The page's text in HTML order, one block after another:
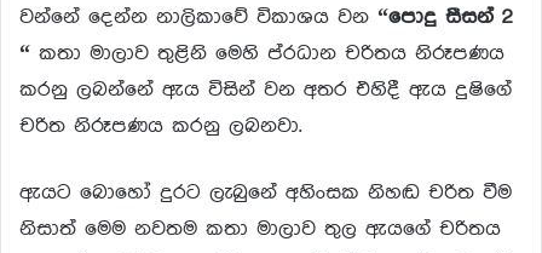
වන්නේ දෙන්න නාලිකාවේ විකාශය වන “පොදු සීසන් 2
“ කතා මාලාව තුළිනි මෙහි ප්රධාන චරිතය නිරූපණය
කරනු ලබන්නේ ඇය විසින් වන අතර එහිදී ඇය දුෂිගේ
චරිත නිරූපණය කරනු ලබනවා.
ඇයට බොහෝ දුරට ලැබුනේ අහිංසක නිහඬ චරිත වීම
නිසාත් මෙම නවතම කතා මාලාව තුල ඇයගේ චරිතය